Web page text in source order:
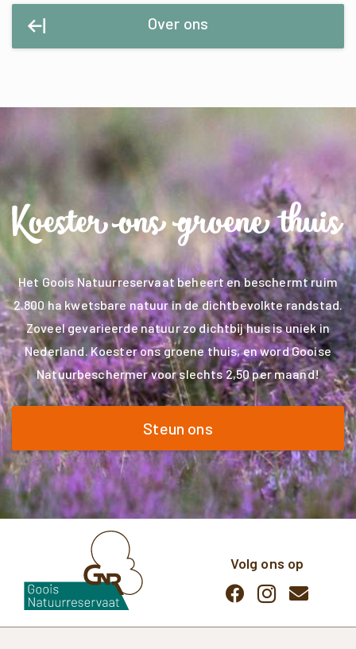
Over ons
Het Goois Natuurreservaat beheert en beschermt ruim
2.800 ha kwetsbare natuur in de dichtbevolkte randstad.
Zoveel gevarieerde natuur zo dichtbij huis is uniek in
Nederland. Koester ons groene thuis, en word Gooise
Natuurbeschermer voor slechts 2,50 per maand!
Steun ons
Volg ons op